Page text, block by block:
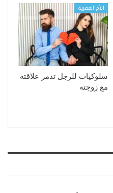
الأم العصرية
سلوكيات للرجل تدمر علاقته
مع زوجته